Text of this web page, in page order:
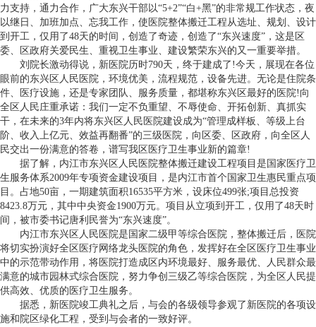
力支持，通力合作，广大东兴干部以“5+2”“白+黑”的非常规工作状态，夜
以继日、加班加点、忘我工作，使医院整体搬迁工程从选址、规划、设计
到开工，仅用了48天的时间，创造了奇迹，创造了“东兴速度”，这是区
委、区政府关爱民生、重视卫生事业、建设繁荣东兴的又一重要举措。
刘院长激动得说，新医院历时790天，终于建成了!今天，展现在各位
眼前的东兴区人民医院，环境优美，流程规范，设备先进。无论是住院条
件、医疗设施，还是专家团队、服务质量，都堪称东兴区最好的医院!向
全区人民庄重承诺：我们一定不负重望、不辱使命、开拓创新、真抓实
干，在未来的3年内将东兴区人民医院建设成为“管理成样板、等级上台
阶、收入上亿元、效益再翻番”的三级医院，向区委、区政府，向全区人
民交出一份满意的答卷，谱写我区医疗卫生事业新的篇章!
据了解，内江市东兴区人民医院整体搬迁建设工程项目是国家医疗卫
生服务体系2009年专项资金建设项目，是内江市首个国家卫生惠民重点项
目。占地50亩，一期建筑面积16535平方米，设床位499张;项目总投资
8423.8万元，其中中央资金1900万元。项目从立项到开工，仅用了48天时
间，被市委书记唐利民誉为“东兴速度”。
内江市东兴区人民医院是国家二级甲等综合医院，整体搬迁后，医院
将切实扮演好全区医疗网络龙头医院的角色，发挥好在全区医疗卫生事业
中的示范带动作用，将医院打造成区内环境最好、服务最优、人民群众最
满意的城市园林式综合医院，努力争创三级乙等综合医院，为全区人民提
供高效、优质的医疗卫生服务。
据悉，新医院竣工典礼之后，与会的各级领导参观了新医院的各项设
施和院区绿化工程，受到与会者的一致好评。